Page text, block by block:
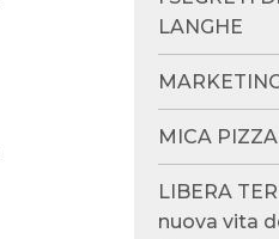
LANGHE
MICA
LIBERA
nuova vita